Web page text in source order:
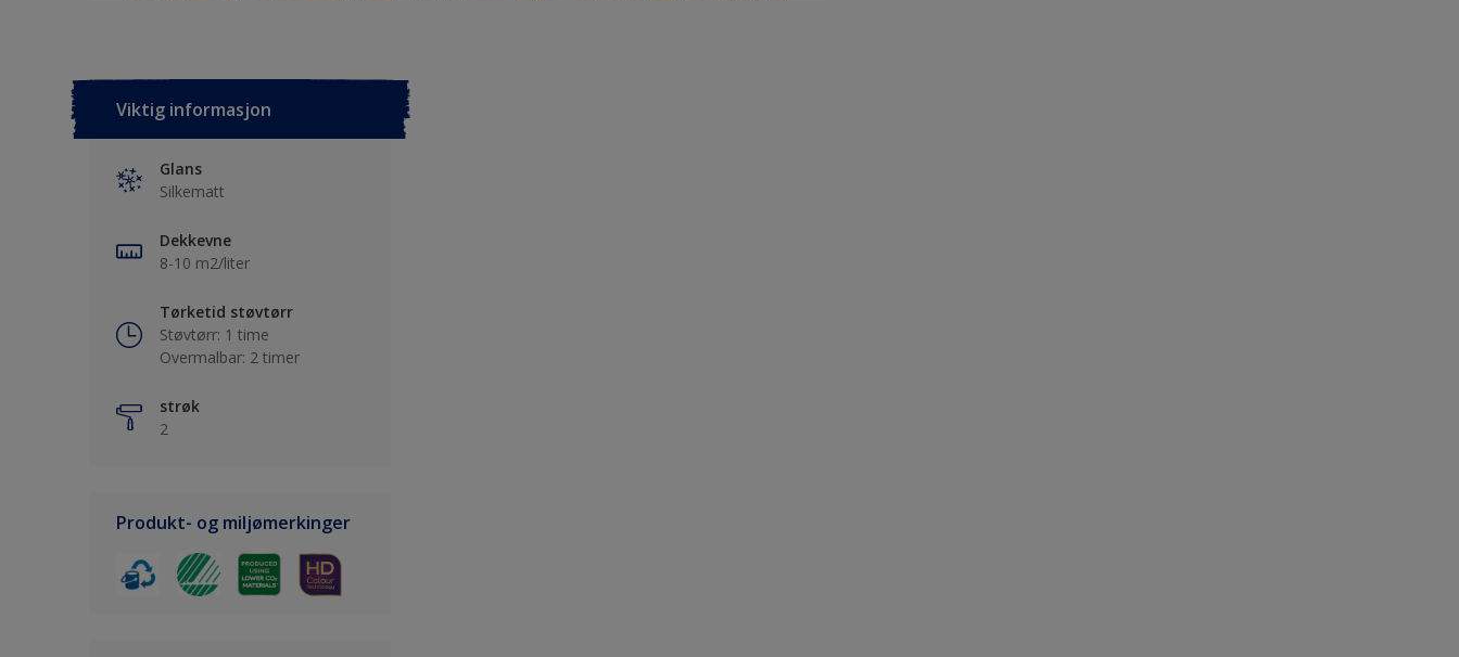
Viktig informasjon
Glans
Silkematt
Dekkevne
8-10 m2/liter
Tørketid støvtørr
Støvtørr: 1 time
Overmalbar: 2 timer
strøk
2
Produkt- og miljømerkinger